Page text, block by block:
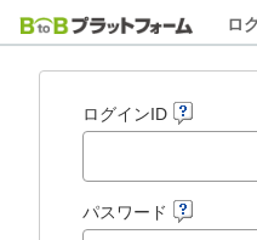
ロ
ログインID
パスワード